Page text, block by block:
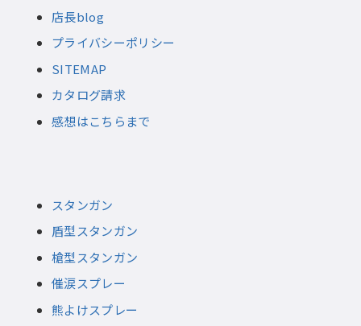
店長blog
プライバシーポリシー
SITEMAP
カタログ請求
感想はこちらまで
スタンガン
盾型スタンガン
槍型スタンガン
催涙スプレー
熊よけスプレー